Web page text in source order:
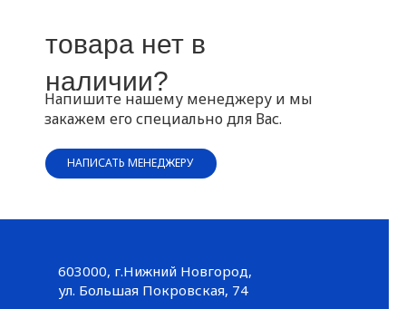
товара нет в
наличии?
Напишите нашему менеджеру и мы
закажем его специально для Вас.
НАПИСАТЬ МЕНЕДЖЕРУ
Большая Покровская, 74
603000, г.Нижний Новгород,
ул. Большая Покровская, 74